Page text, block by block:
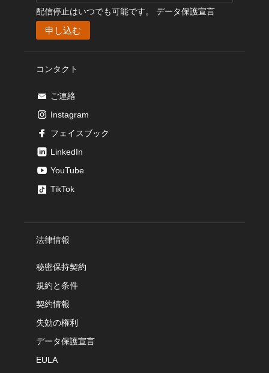
配信停止はいつでも可能です。 データ保護宣言
コンタクト
ご連絡
Instagram
フェイスブック
LinkedIn
YouTube
TikTok
法律情報
秘密保持契約
規約と条件
契約情報
失効の権利
データ保護宣言
EULA